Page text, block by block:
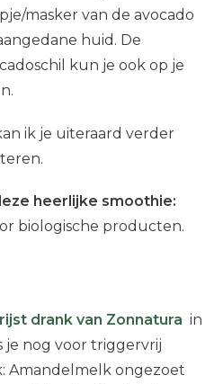
masker van de avocado
huid. De
kun je ook op je
ik je uiteraard verder
heerlijke smoothie:
biologische producten.
drank van Zonnatura in
je nog voor triggervrij
Amandelmelk ongezoet